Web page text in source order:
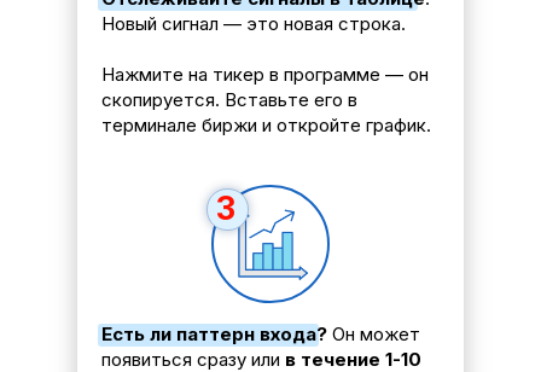
Есть ли паттерн входа? Он может
появиться сразу или в течение 1-10
Новый сигнал — это новая строка.
Нажмите на тикер в программе — он
скопируется. Вставьте его в
терминале биржи и откройте график.
3